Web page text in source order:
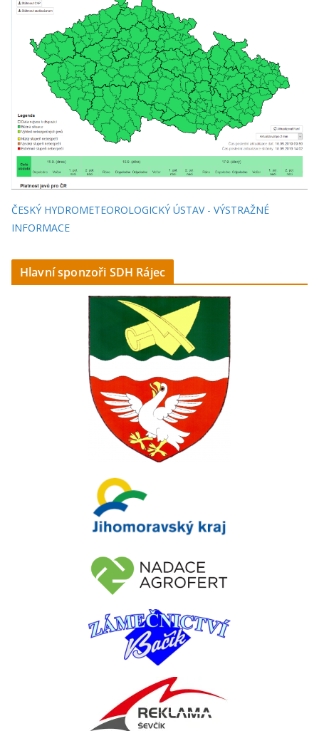
ČESKÝ HYDROMETEOROLOGICKÝ ÚSTAV - VÝSTRAŽNÉ
INFORMACE
Hlavní sponzoři SDH Rájec